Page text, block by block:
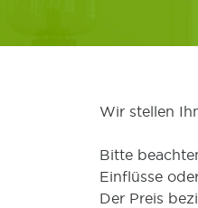
Wir stellen
Bitte
Einflüsse
Der Preis